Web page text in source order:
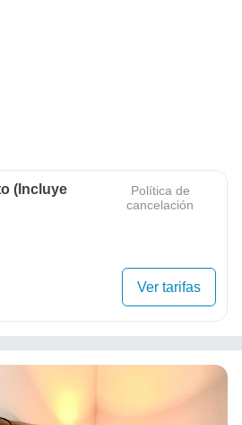
(Incluye
Política de
cancelación
Ver tarifas